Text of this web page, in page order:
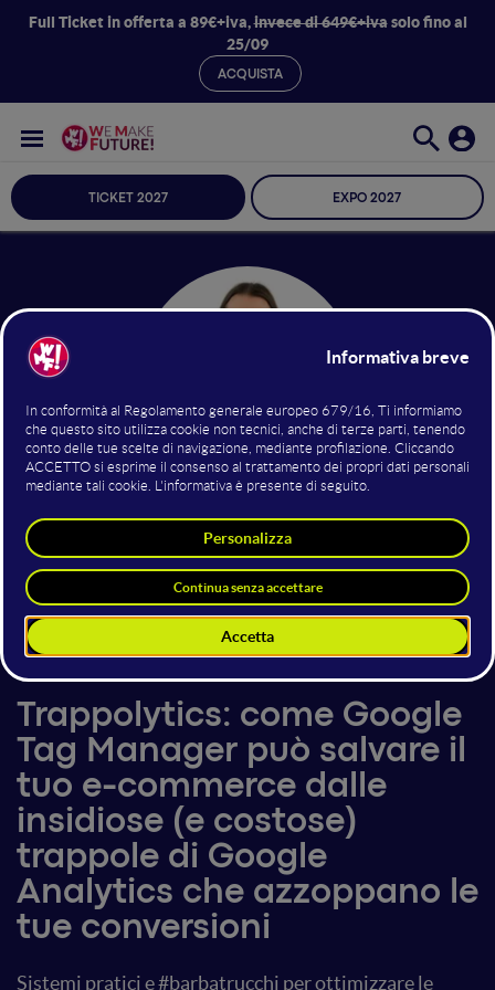
Full Ticket in offerta a 89€+iva,invece di 649€+ivasolo fino al
25/09
ACQUISTA
TICKET 2027 EXPO 2027
Co-Founder & Product Evangelist
Tag Manager Italia & Stape
24 giugno 2017 19:45 - 20:25
E-commerce
Trappolytics: come Google
Tag Manager può salvare il
tuo e-commerce dalle
insidiose (e costose)
trappole di Google
Analytics che azzoppano le
tue conversioni
Sistemi pratici e #barbatrucchi per ottimizzare le